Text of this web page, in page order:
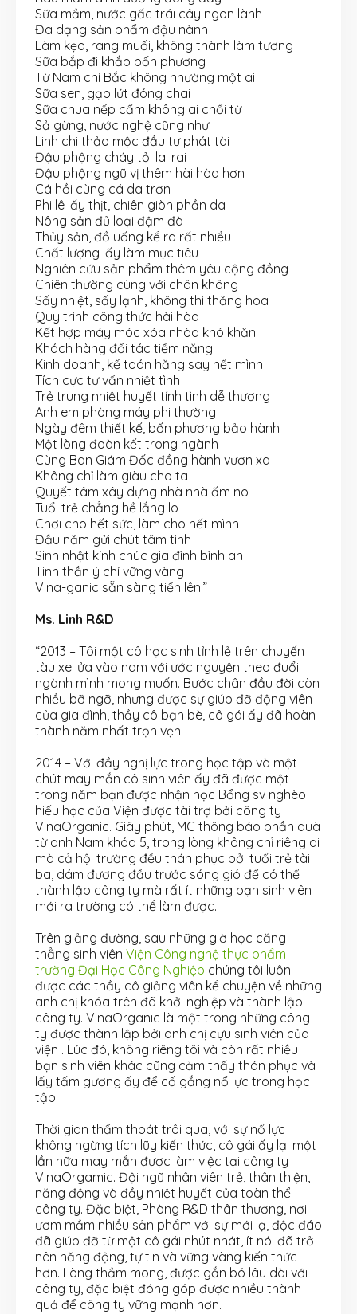
Sữa mầm, nước gấc trái cây ngon lành
Đa dạng sản phẩm đậu nành
Làm kẹo, rang muối, không thành làm tương
Sữa bắp đi khắp bốn phương
Từ Nam chí Bắc không nhường một ai
Sữa sen, gạo lứt đóng chai
Sữa chua nếp cẩm không ai chối từ
Sả gừng, nước nghệ cũng như
Linh chi thảo mộc đầu tư phát tài
Đậu phộng cháy tỏi lai rai
Đậu phộng ngũ vị thêm hài hòa hơn
Cá hồi cùng cá da trơn
Phi lê lấy thịt, chiên giòn phần da
Nông sản đủ loại đậm đà
Thủy sản, đồ uống kể ra rất nhiều
Chất lượng lấy làm mục tiêu
Nghiên cứu sản phẩm thêm yêu cộng đồng
Chiên thường cùng với chân không
Sấy nhiệt, sấy lạnh, không thì thăng hoa
Quy trình công thức hài hòa
Kết hợp máy móc xóa nhòa khó khăn
Khách hàng đối tác tiềm năng
Kinh doanh, kế toán hăng say hết mình
Tích cực tư vấn nhiệt tình
Trẻ trung nhiệt huyết tính tình dễ thương
Anh em phòng máy phi thường
Ngày đêm thiết kế, bốn phương bảo hành
Một lòng đoàn kết trong ngành
Cùng Ban Giám Đốc đồng hành vươn xa
Không chỉ làm giàu cho ta
Quyết tâm xây dựng nhà nhà ấm no
Tuổi trẻ chẳng hề lắng lo
Chơi cho hết sức, làm cho hết mình
Đầu năm gửi chút tâm tình
Sinh nhật kính chúc gia đình bình an
Tinh thần ý chí vững vàng
Vina-ganic sẵn sàng tiến lên.”
Ms. Linh R&D
“2013 – Tôi một cô học sinh tỉnh lẻ trên chuyến
tàu xe lửa vào nam với ước nguyện theo đuổi
ngành mình mong muốn. Bước chân đầu đời còn
nhiều bỡ ngỡ, nhưng được sự giúp đỡ động viên
của gia đình, thầy cô bạn bè, cô gái ấy đã hoàn
thành năm nhất trọn vẹn.
2014 – Với đầy nghị lực trong học tập và một
chút may mắn cô sinh viên ấy đã được một
trong năm bạn được nhận học Bổng sv nghèo
hiếu học của Viện được tài trợ bởi công ty
VinaOrganic. Giây phút, MC thông báo phần quà
từ anh Nam khóa 5, trong lòng không chỉ riêng ai
mà cả hội trường đều thán phục bởi tuổi trẻ tài
ba, dám đương đầu trước sóng gió để có thể
thành lập công ty mà rất ít những bạn sinh viên
mới ra trường có thể làm được.
Trên giảng đường, sau những giờ học căng
thẳng sinh viên Viện Công nghệ thực phẩm
trường Đại Học Công Nghiệp chúng tôi luôn
được các thầy cô giảng viên kể chuyện về những
anh chị khóa trên đã khởi nghiệp và thành lập
công ty. VinaOrganic là một trong những công
ty được thành lập bởi anh chị cựu sinh viên của
viện . Lúc đó, không riêng tôi và còn rất nhiều
bạn sinh viên khác cũng cảm thấy thán phục và
lấy tấm gương ấy để cố gắng nổ lực trong học
tập.
Thời gian thấm thoát trôi qua, với sự nổ lực
không ngừng tích lũy kiến thức, cô gái ấy lại một
lần nữa may mắn được làm việc tại công ty
VinaOrgamic. Đội ngũ nhân viên trẻ, thân thiện,
năng động và đầy nhiệt huyết của toàn thể
công ty. Đặc biệt, Phòng R&D thân thương, nơi
ươm mầm nhiều sản phẩm với sự mới lạ, độc đáo
đã giúp đỡ từ một cô gái nhút nhát, ít nói đã trở
nên năng động, tự tin và vững vàng kiến thức
hơn. Lòng thầm mong, được gắn bó lâu dài với
công ty, đặc biệt đóng góp được nhiều thành
quả để công ty vững mạnh hơn.